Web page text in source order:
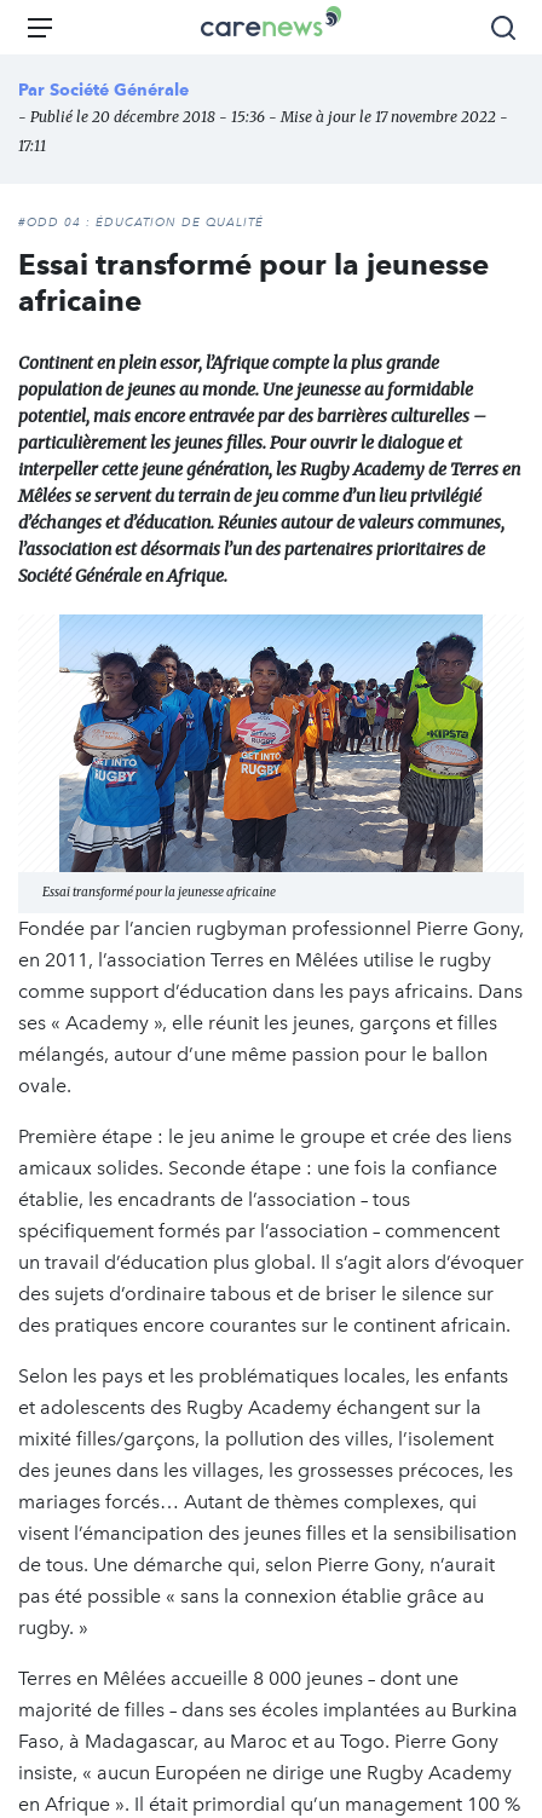
Aller
principal
Carenews,
des
Menu
Par Société Générale
- Publié le 20 décembre 2018 - 15:36 - Mise à jour le 17 novembre 2022 -
17:11
#ODD 04 : ÉDUCATION DE QUALITÉ
Essai transformé pour la jeunesse
africaine
Continent en plein essor, l’Afrique compte la plus grande
population de jeunes au monde. Une jeunesse au formidable
potentiel, mais encore entravée par des barrières culturelles –
particulièrement les jeunes filles. Pour ouvrir le dialogue et
interpeller cette jeune génération, les Rugby Academy de Terres en
Mêlées se servent du terrain de jeu comme d’un lieu privilégié
d’échanges et d’éducation. Réunies autour de valeurs communes,
l’association est désormais l’un des partenaires prioritaires de
Société Générale en Afrique.
Essai transformé pour la jeunesse africaine
Fondée par l’ancien rugbyman professionnel Pierre Gony,
en 2011, l’association Terres en Mêlées utilise le rugby
comme support d’éducation dans les pays africains. Dans
ses « Academy », elle réunit les jeunes, garçons et filles
mélangés, autour d’une même passion pour le ballon
ovale.
Première étape : le jeu anime le groupe et crée des liens
amicaux solides. Seconde étape : une fois la confiance
établie, les encadrants de l’association – tous
spécifiquement formés par l’association – commencent
un travail d’éducation plus global. Il s’agit alors d’évoquer
des sujets d’ordinaire tabous et de briser le silence sur
des pratiques encore courantes sur le continent africain.
Selon les pays et les problématiques locales, les enfants
et adolescents des Rugby Academy échangent sur la
mixité filles/garçons, la pollution des villes, l’isolement
des jeunes dans les villages, les grossesses précoces, les
mariages forcés… Autant de thèmes complexes, qui
visent l’émancipation des jeunes filles et la sensibilisation
de tous. Une démarche qui, selon Pierre Gony, n’aurait
pas été possible « sans la connexion établie grâce au
rugby. »
Terres en Mêlées accueille 8 000 jeunes – dont une
majorité de filles – dans ses écoles implantées au Burkina
Faso, à Madagascar, au Maroc et au Togo. Pierre Gony
insiste, « aucun Européen ne dirige une Rugby Academy
en Afrique ». Il était primordial qu’un management 100 %